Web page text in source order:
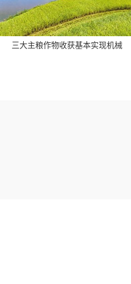
三大主粮作物收获基本实现机械